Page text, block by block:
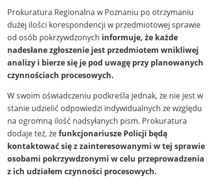
Prokuratura Regionalna w Poznaniu po otrzymaniu
dużej ilości korespondencji w przedmiotowej sprawie
od osób pokrzywdzonych informuje, że każde
nadesłane zgłoszenie jest przedmiotem wnikliwej
analizy i bierze się je pod uwagę przy planowanych
czynnościach procesowych.
W swoim oświadczeniu podkreśla jednak, że nie jest w
stanie udzielić odpowiedzi indywidualnych ze względu
na ogromną ilość nadsyłanych pism. Prokuratura
dodaje też, żefunkcjonariusze Policji będą
kontaktować się z zainteresowanymi w tej sprawie
osobami pokrzywdzonymi w celu przeprowadzenia
z ich udziałem czynności procesowych.